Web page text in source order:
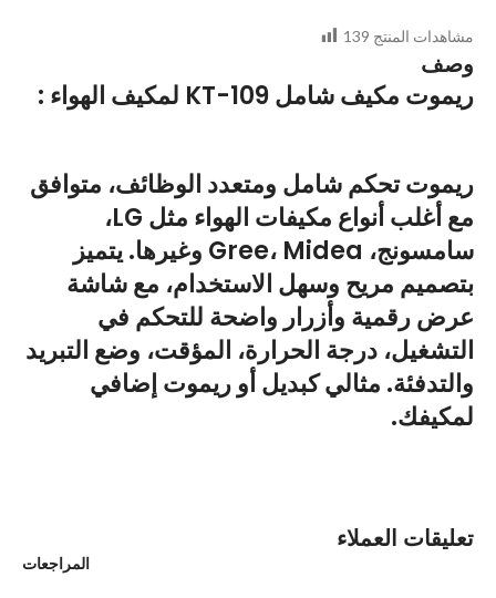
مشاهدات المنتج 139
وصف
ريموت مكيف شامل KT-109 لمكيف الهواء :
ريموت تحكم شامل ومتعدد الوظائف، متوافق
مع أغلب أنواع مكيفات الهواء مثل LG،
سامسونج، Gree، Midea وغيرها. يتميز
بتصميم مريح وسهل الاستخدام، مع شاشة
عرض رقمية وأزرار واضحة للتحكم في
التشغيل، درجة الحرارة، المؤقت، وضع التبريد
والتدفئة. مثالي كبديل أو ريموت إضافي
لمكيفك.
تعليقات العملاء
المراجعات